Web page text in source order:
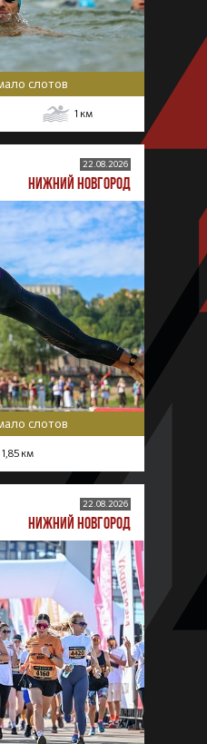
слотов
1 км
22.08.2026
НИЖНИЙ НОВГОРОД
слотов
1,85 км
22.08.2026
НИЖНИЙ НОВГОРОД